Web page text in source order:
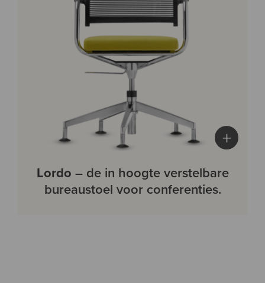
+
Lordo – de in hoogte verstelbare
bureaustoel voor conferenties.